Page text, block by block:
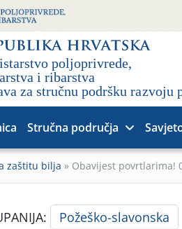
Stručna područja
zaštitu bilja » Obavijest povrtlarima!
Požeško-slavonska